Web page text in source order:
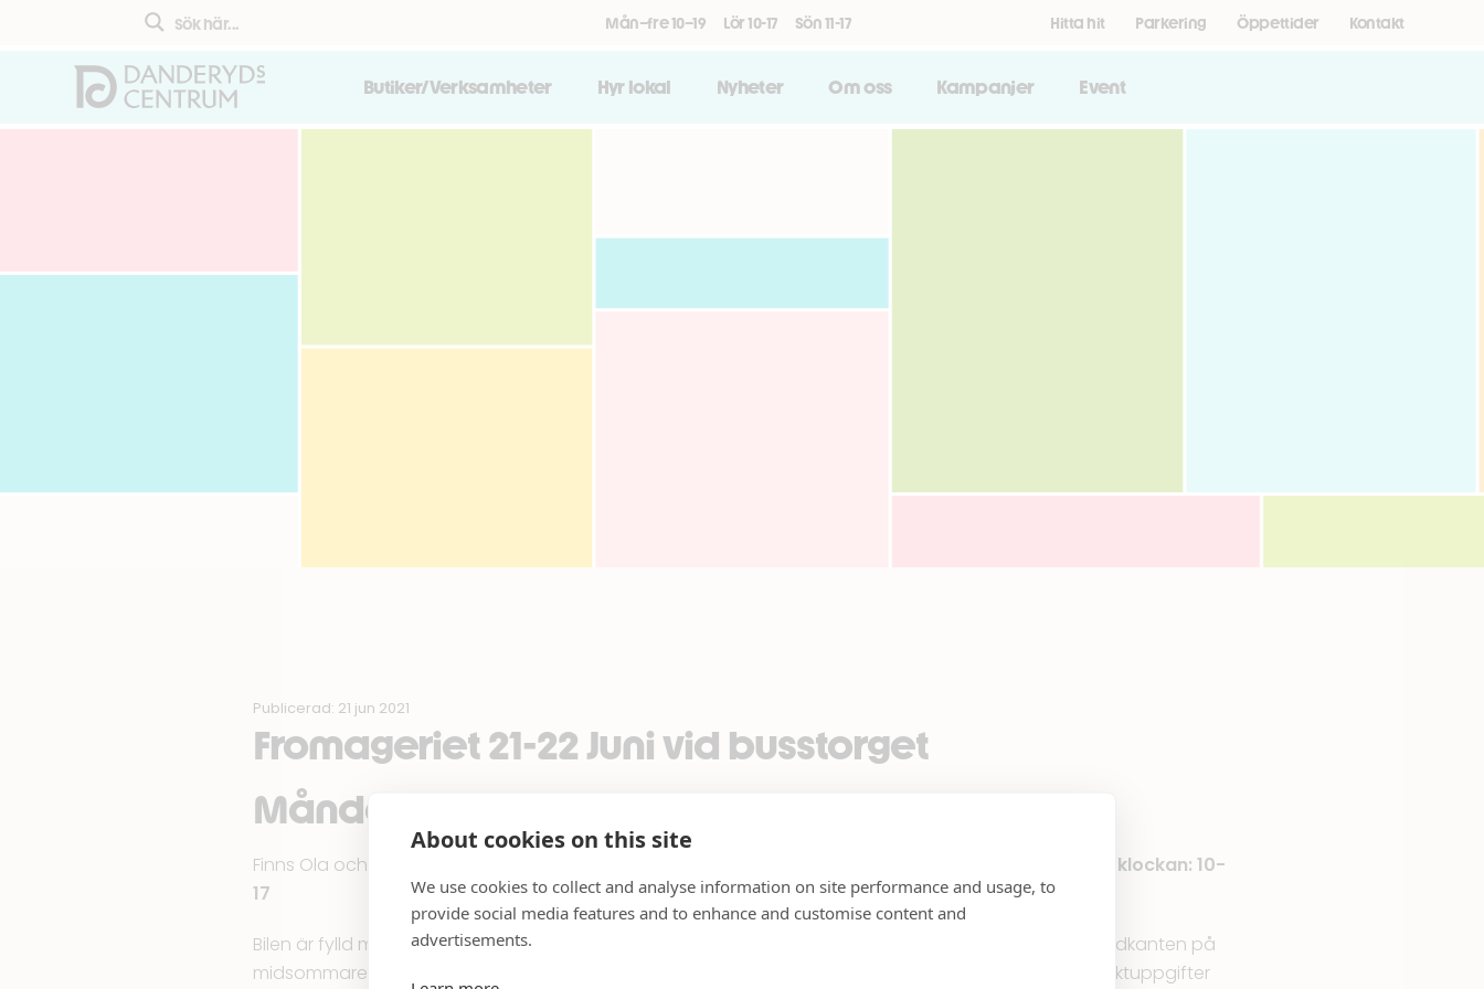
About cookies on this site
We use cookies to collect and analyse information on site performance and usage, to
provide social media features and to enhance and customise content and
advertisements.
Mån–fre 10–19 Lör 10-17 Sön 11-17 Hitta hit Parkering Öppettider Kontakt
Butiker/Verksamheter Hyr lokal Nyheter Om oss Kampanjer Event
Publicerad: 21 jun 2021
Fromageriet 21-22 Juni vid busstorget
Måndag 21/6 och tisdag 22/6
Finns Ola och Calle från Fromageriet utanför entrén till busstorget hos oss på Mörby Centrum mellan klockan: 10-
17
Bilen är fylld med det allra bästa inför midsommarhelgen. Smakupplevelser som får den där extra guldkanten på
midsommarens firande. Vill du komma i kontakt med Ola och Calle på Fromageriet så hittar du kontaktuppgifter